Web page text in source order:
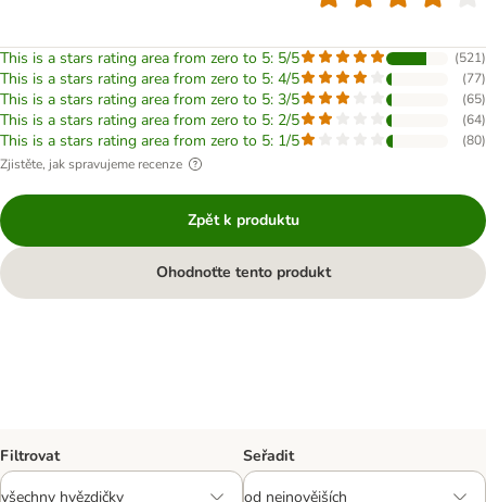
This is a stars rating area from zero to 5: 5/5 (521)
This is a stars rating area from zero to 5: 4/5 (77)
This is a stars rating area from zero to 5: 3/5 (65)
This is a stars rating area from zero to 5: 2/5 (64)
This is a stars rating area from zero to 5: 1/5 (80)
Zjistěte, jak spravujeme recenze
Zpět k produktu
Ohodnoťte tento produkt
Filtrovat Seřadit